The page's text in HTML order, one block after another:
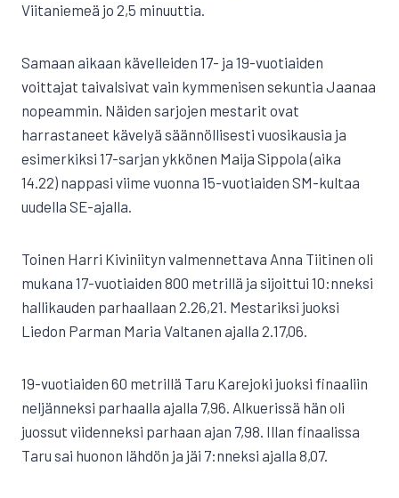
Viitaniemeä jo 2,5 minuuttia.
Samaan aikaan kävelleiden 17- ja 19-vuotiaiden
voittajat taivalsivat vain kymmenisen sekuntia Jaanaa
nopeammin. Näiden sarjojen mestarit ovat
harrastaneet kävelyä säännöllisesti vuosikausia ja
esimerkiksi 17-sarjan ykkönen Maija Sippola (aika
14.22) nappasi viime vuonna 15-vuotiaiden SM-kultaa
uudella SE-ajalla.
Toinen Harri Kiviniityn valmennettava Anna Tiitinen oli
mukana 17-vuotiaiden 800 metrillä ja sijoittui 10:nneksi
hallikauden parhaallaan 2.26,21. Mestariksi juoksi
Liedon Parman Maria Valtanen ajalla 2.17,06.
19-vuotiaiden 60 metrillä Taru Karejoki juoksi finaaliin
neljänneksi parhaalla ajalla 7,96. Alkuerissä hän oli
juossut viidenneksi parhaan ajan 7,98. Illan finaalissa
Taru sai huonon lähdön ja jäi 7:nneksi ajalla 8,07.